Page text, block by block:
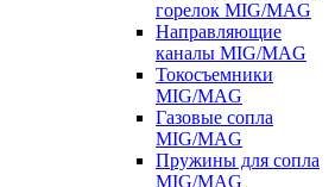
горелок MIG/MAG
Направляющие
каналы MIG/MAG
Токосъемники
MIG/MAG
Газовые сопла
MIG/MAG
Пружины для сопла
MIG/MAG